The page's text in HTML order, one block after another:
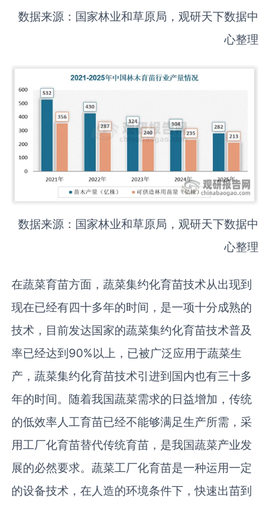
数据来源：国家林业和草原局，观研天下数据中
心整理
数据来源：国家林业和草原局，观研天下数据中
心整理
在蔬菜育苗方面，蔬菜集约化育苗技术从出现到
现在已经有四十多年的时间，是一项十分成熟的
技术，目前发达国家的蔬菜集约化育苗技术普及
率已经达到90%以上，已被广泛应用于蔬菜生
产，蔬菜集约化育苗技术引进到国内也有三十多
年的时间。随着我国蔬菜需求的日益增加，传统
的低效率人工育苗已经不能够满足生产所需，采
用工厂化育苗替代传统育苗，是我国蔬菜产业发
展的必然要求。蔬菜工厂化育苗是一种运用一定
的设备技术，在人造的环境条件下，快速出苗到